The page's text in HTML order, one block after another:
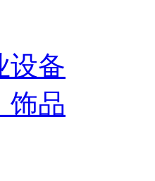
设备
饰品